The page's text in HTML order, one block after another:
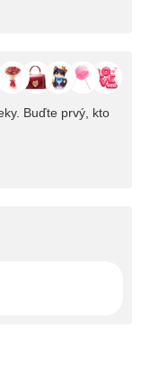
Buďte prvý, kto